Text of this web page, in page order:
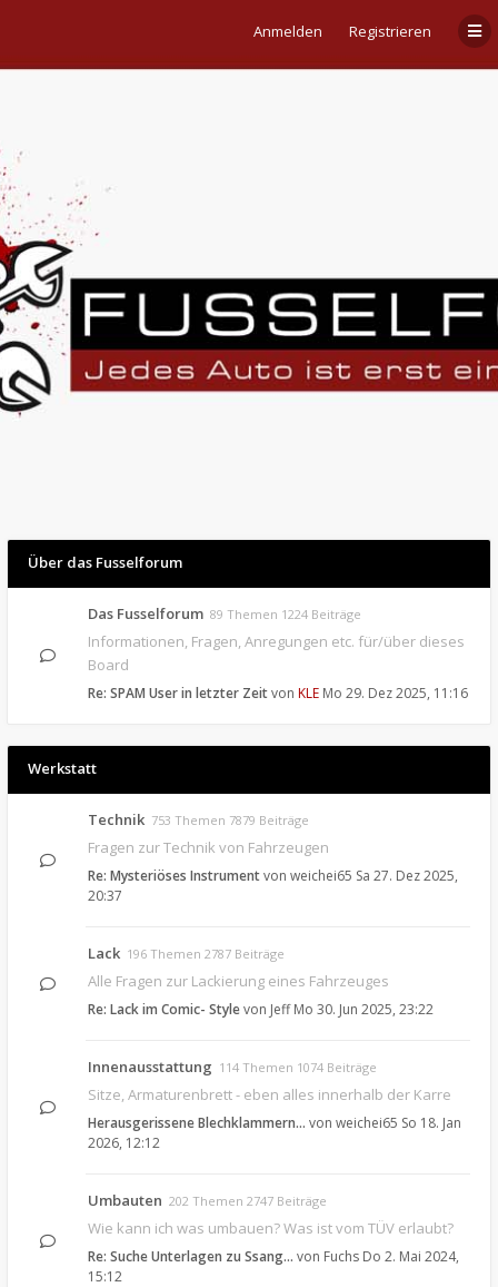
Anmelden Registrieren
Über das Fusselforum
Das Fusselforum 89 Themen 1224 Beiträge
Informationen, Fragen, Anregungen etc. für/über dieses
Board
Re: SPAM User in letzter Zeitvon KLE Mo 29. Dez 2025, 11:16
Werkstatt
Technik 753 Themen 7879 Beiträge
Fragen zur Technik von Fahrzeugen
Re: Mysteriöses Instrumentvon weichei65 Sa 27. Dez 2025,
20:37
Lack 196 Themen 2787 Beiträge
Alle Fragen zur Lackierung eines Fahrzeuges
Re: Lack im Comic- Stylevon Jeff Mo 30. Jun 2025, 23:22
Innenausstattung 114 Themen 1074 Beiträge
Sitze, Armaturenbrett - eben alles innerhalb der Karre
Herausgerissene Blechklammern… von weichei65 So 18. Jan
2026, 12:12
Umbauten 202 Themen 2747 Beiträge
Wie kann ich was umbauen? Was ist vom TÜV erlaubt?
Re: Suche Unterlagen zu Ssang… von Fuchs Do 2. Mai 2024,
15:12